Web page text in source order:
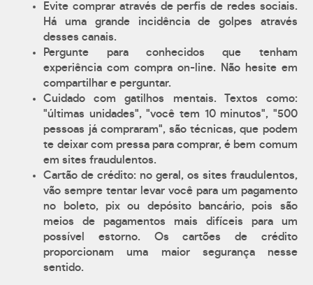
Evite comprar através de perfis de redes sociais.
Há uma grande incidência de golpes através
desses canais.
Pergunte para conhecidos que tenham
experiência com compra on-line. Não hesite em
compartilhar e perguntar.
Cuidado com gatilhos mentais. Textos como:
"últimas unidades", "você tem 10 minutos", "500
pessoas já compraram", são técnicas, que podem
te deixar com pressa para comprar, é bem comum
em sites fraudulentos.
Cartão de crédito: no geral, os sites fraudulentos,
vão sempre tentar levar você para um pagamento
no boleto, pix ou depósito bancário, pois são
meios de pagamentos mais difíceis para um
possível estorno. Os cartões de crédito
proporcionam uma maior segurança nesse
sentido.